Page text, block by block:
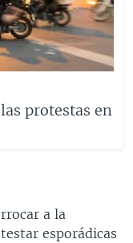
protestas en
a la
esporádicas